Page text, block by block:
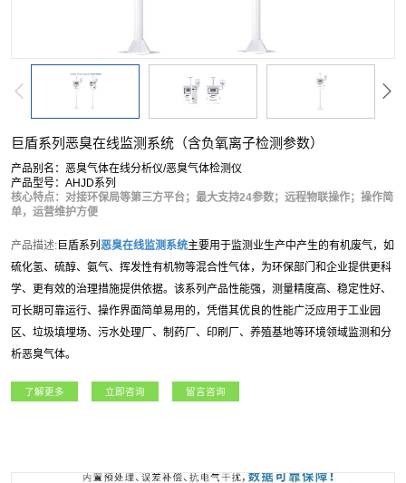
巨盾系列恶臭在线监测系统（含负氧离子检测参数）
产品别名：恶臭气体在线分析仪/恶臭气体检测仪
产品型号：AHJD系列
核心特点：对接环保局等第三方平台；最大支持24参数；远程物联操作；操作简
单，运营维护方便
产品描述: 巨盾系列 恶臭在线监测系统主要用于监测业生产中产生的有机废气，如
硫化氢、硫醇、氨气、挥发性有机物等混合性气体，为环保部门和企业提供更科
学、更有效的治理措施提供依据。该系列产品性能强，测量精度高、稳定性好、
可长期可靠运行、操作界面简单易用的，凭借其优良的性能广泛应用于工业园
区、垃圾填埋场、污水处理厂、制药厂、印刷厂、养殖基地等环境领域监测和分
析恶臭气体。
了解更多 立即咨询 留言咨询